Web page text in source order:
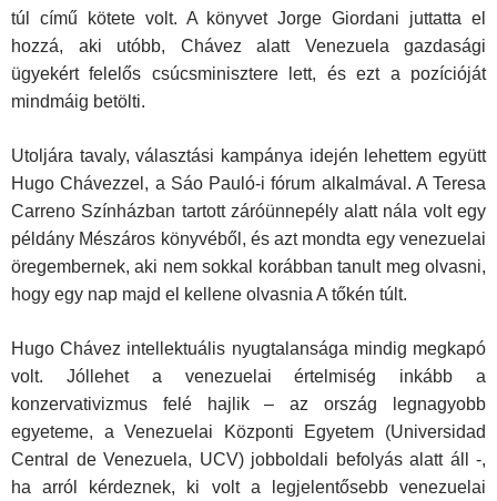
túl című kötete volt. A könyvet Jorge Giordani juttatta el
hozzá, aki utóbb, Chávez alatt Vene­zuela gazdasági
ügyekért felelős csúcsminisztere lett, és ezt a pozícióját
mindmáig betölti.
Utoljára tavaly, választási kampánya idején lehettem együtt
Hugo Chávezzel, a Sáo Pauló-i fórum alkalmával. A Teresa
Carreno Szín­házban tartott záróünnepély alatt nála volt egy
példány Mészáros köny­véből, és azt mondta egy venezuelai
öregembernek, aki nem sokkal korábban tanult meg olvasni,
hogy egy nap majd el kellene olvasnia A tőkén túlt.
Hugo Chávez intellektuális nyugtalansága mindig megkapó
volt. Jóllehet a venezuelai értelmiség inkább a
konzervativizmus felé hajlik – az ország legnagyobb
egyeteme, a Venezuelai Központi Egyetem (Universidad
Central de Venezuela, UCV) jobboldali befolyás alatt áll -,
ha arról kérdeznek, ki volt a legjelentősebb venezuelai